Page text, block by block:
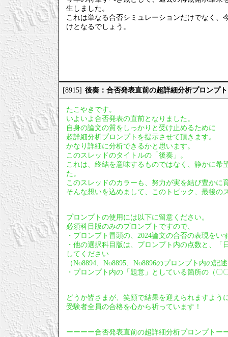
生しました。
これは単なる合否シミュレーションだけでなく
けとなるでしょう。
[8915] 後奏：合否発表直前の超詳細分析プロンプ
たこやきです。
いよいよ合否発表の直前となりました。
自身の論文の質をしっかりと受け止めるために
超詳細分析プロンプトを提示させて頂きます。
かなり詳細に分析できるかと思います。
このスレッドのタイトルの「後奏」。
これは、終結を意味するものではなく、静かに
た。
このスレッドのカラーも、努力が実を結び豊かに
そんな想いを込めまして、このトピック、最後の
プロンプトの使用には以下に留意ください。
必須科目版のみのプロンプトですので、
・プロンプト冒頭の、2024論文の合否の表現をい
・他の選択科目版は、プロンプト内の点数と、
してください
（No8894、No8895、No8896のプロンプト内の記
・プロンプト内の「題意」としている箇所の（
どうか皆さまが、笑顔で結果を迎えられますよう
受験者全員の合格を心から祈っています！
ーーーー合否発表直前の超詳細分析プロンプト